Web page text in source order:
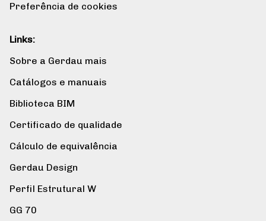
Preferência de cookies
Links:
Sobre a Gerdau mais
Catálogos e manuais
Biblioteca BIM
Certificado de qualidade
Cálculo de equivalência
Gerdau Design
Perfil Estrutural W
GG 70